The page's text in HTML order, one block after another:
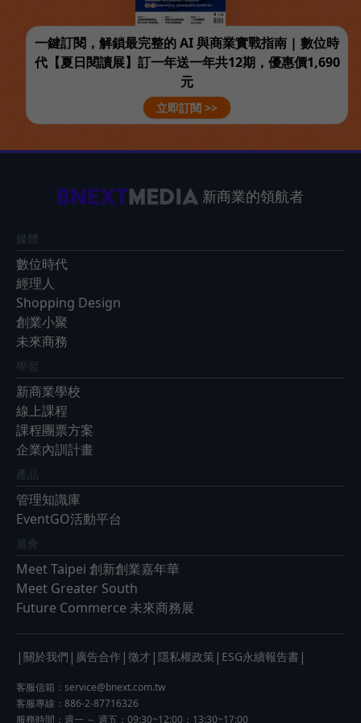
一鍵訂閱，解鎖最完整的 AI 與商業實戰指南 | 數位時
代【夏日閱讀展】訂一年送一年共12期，優惠價1,690
元
立即訂閱 >>
新商業的領航者
媒體
數位時代
經理人
Shopping Design
創業小聚
未來商務
學習
新商業學校
線上課程
課程團票方案
企業內訓計畫
產品
管理知識庫
EventGO活動平台
展會
Meet Taipei 創新創業嘉年華
Meet Greater South
Future Commerce 未來商務展
| 關於我們 | 廣告合作 | 徵才 | 隱私權政策 | ESG永續報告書 |
客服信箱： service@bnext.com.tw
客服專線：886-2-87716326
服務時間：週一 ～ 週五：09:30~12:00；13:30~17:00